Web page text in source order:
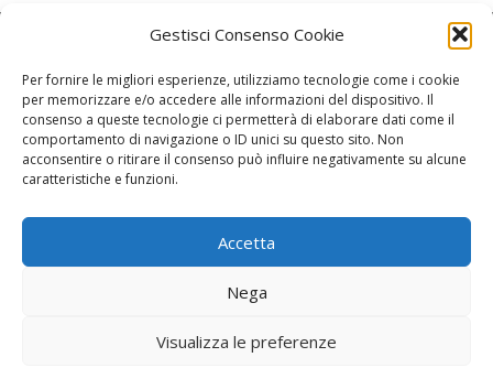
Gestisci Consenso Cookie
Per fornire le migliori esperienze, utilizziamo tecnologie come i cookie
per memorizzare e/o accedere alle informazioni del dispositivo. Il
consenso a queste tecnologie ci permetterà di elaborare dati come il
comportamento di navigazione o ID unici su questo sito. Non
acconsentire o ritirare il consenso può influire negativamente su alcune
caratteristiche e funzioni.
Accetta
Nega
Visualizza le preferenze
La Redazione
Direttore responsabile:
Critica Letteraria:Ambrogio Bianchi
Ada Simoni